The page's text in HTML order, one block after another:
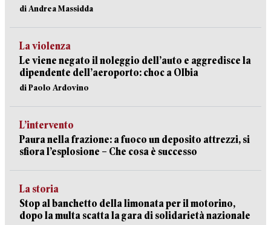
di Andrea Massidda
La violenza
Le viene negato il noleggio dell’auto e aggredisce la
dipendente dell’aeroporto: choc a Olbia
di Paolo Ardovino
L’intervento
Paura nella frazione: a fuoco un deposito attrezzi, si
sfiora l’esplosione – Che cosa è successo
La storia
Stop al banchetto della limonata per il motorino,
dopo la multa scatta la gara di solidarietà nazionale